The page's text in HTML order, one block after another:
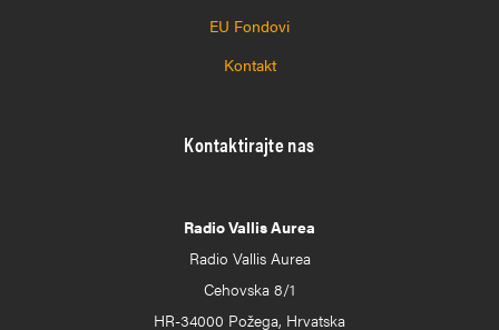
EU Fondovi
Kontakt
Kontaktirajte nas
Radio Vallis Aurea
Radio Vallis Aurea
Cehovska 8/1
HR-34000 Požega, Hrvatska